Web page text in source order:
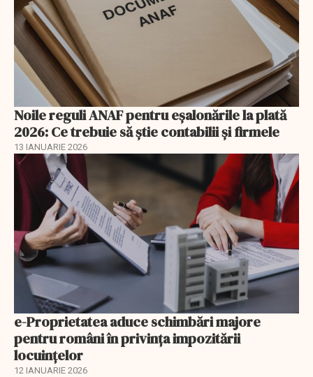
Noile reguli ANAF pentru eşalonările la plată
2026: Ce trebuie să știe contabilii și firmele
13 IANUARIE 2026
e-Proprietatea aduce schimbări majore
pentru români în privinţa impozitării
locuințelor
12 IANUARIE 2026